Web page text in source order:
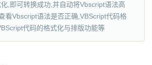
,即可转换成功,并自动将Vbscript语法高
看Vbscript语法是否正确,VBScript代码格
代码的格式化与排版功能等